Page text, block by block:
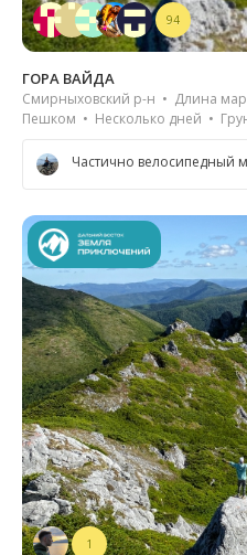
94
ГОРА ВАЙДА
Смирныховский р-н • Длина
Пешком • Несколько дней •
Частично велосипедный
1